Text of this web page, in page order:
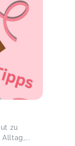
zu
Alltag,...